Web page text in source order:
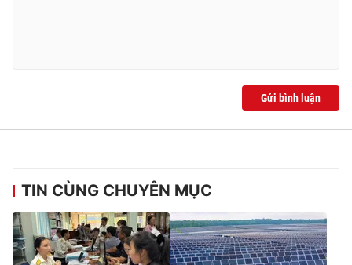
Gửi bình luận
TIN CÙNG CHUYÊN MỤC